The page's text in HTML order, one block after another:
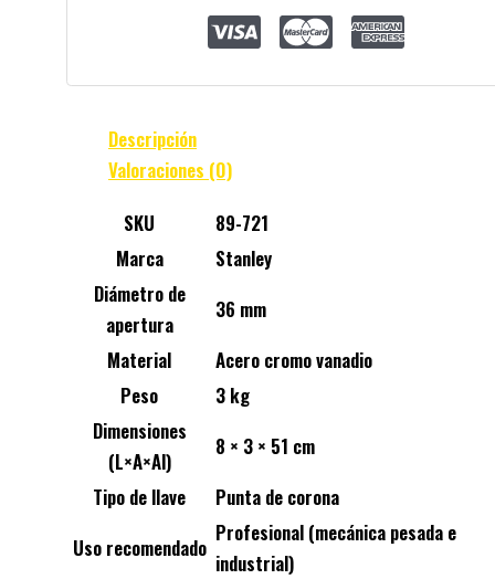
Descripción
Valoraciones (0)
SKU
89-721
Marca
Stanley
Diámetro de
apertura
36 mm
Material
Acero cromo vanadio
Peso
3 kg
Dimensiones
(L×A×Al)
8 × 3 × 51 cm
Tipo de llave
Punta de corona
Uso recomendado
Profesional (mecánica pesada e
industrial)